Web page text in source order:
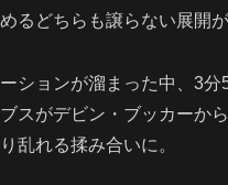
るどちらも譲らない展開が
ションが溜まった中、3分
スがデビン・ブッカーか
乱れる揉み合いに。